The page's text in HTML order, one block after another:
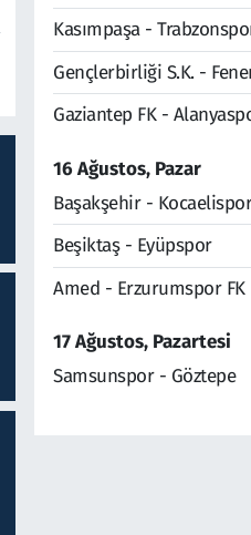
Kasımpaşa -
Gençlerbirliği S.K. -
Gaziantep FK -
16 Ağustos, Pazar
Başakşehir -
Beşiktaş - Eyüpspor
Amed - Erzurumspor FK
17 Ağustos, Pazartesi
Samsunspor - Göztepe